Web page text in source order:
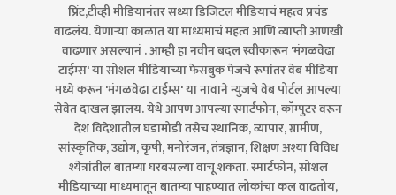
प्रिंट,टीव्ही मीडियानंतर सध्या डिजिटल मीडियाचं महत्व प्रचंड
वाढलंय. येणाऱ्या काळात या माध्यमाचं महत्व आणि व्याप्ती आणखी
वाढणार असल्यानं . आम्ही हा नवीन बदल स्वीकारून 'मंगळवेढा
टाईम्स' या सोशल मीडियाच्या फेसबुक पेजचे रूपांतर वेब मीडिया
मध्ये करून 'मंगळवेढा टाईम्स' या नावाने न्युजचे वेब पोर्टल आपल्या
सेवेत दाखल झालय. येथे आपण आपल्या स्मार्टफोन, कॉम्पुटर वरून
देश विदेशातील घडामोडी तसेच स्थानिक, व्यापार, ग्रामीण,
सांस्कृतिक, उद्योग, कृषी, मनोरंजन, तंत्रज्ञान, शिक्षण अश्या विविध
श्येत्रांतील बातम्या घरबसल्या वाचू शकता. स्मार्टफोन, सोशल
मीडियाच्या माध्यमातून बातम्या पाहण्यात लोकांचा कल वाढतोय,